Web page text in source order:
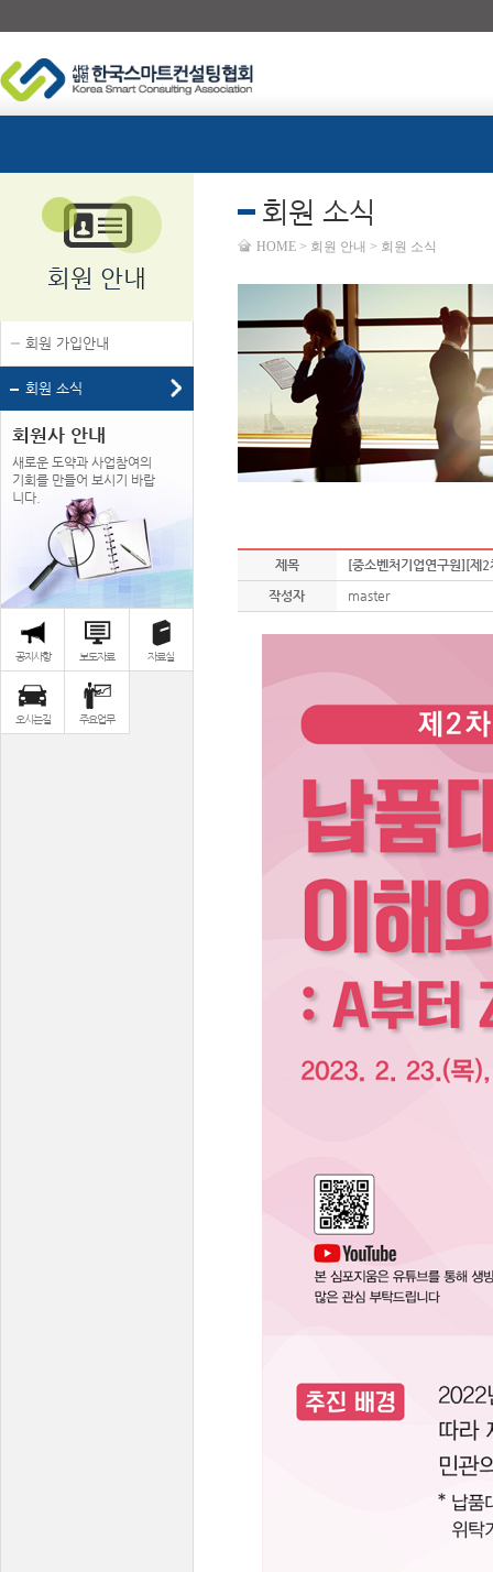
회원 안내
회원 가입안내
회원 소식
회원사 안내
새로운 도약과 사업참여의
기회를 만들어 보시기 바랍
니다.
공지사항 보도자료 자료실
오시는길 주요업무
회원 소식
HOME > 회원 안내 > 회원 소식
제목
[중소벤처기업연구원][제
작성자
master